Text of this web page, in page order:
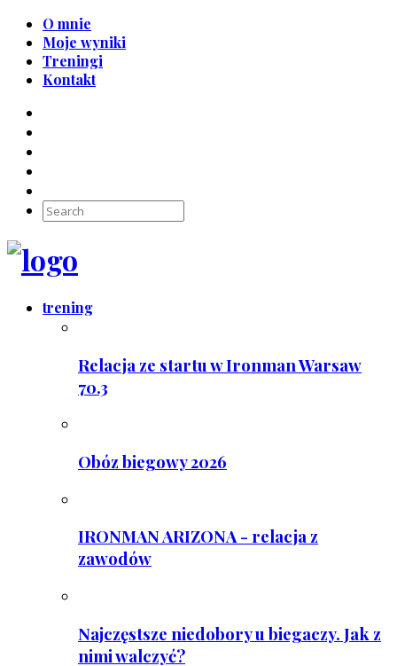
O mnie
Moje wyniki
Treningi
Kontakt
trening
Relacja ze startu w Ironman Warsaw
70.3
Obóz biegowy 2026
IRONMAN ARIZONA - relacja z
zawodów
Najczęstsze niedobory u biegaczy. Jak z
nimi walczyć?